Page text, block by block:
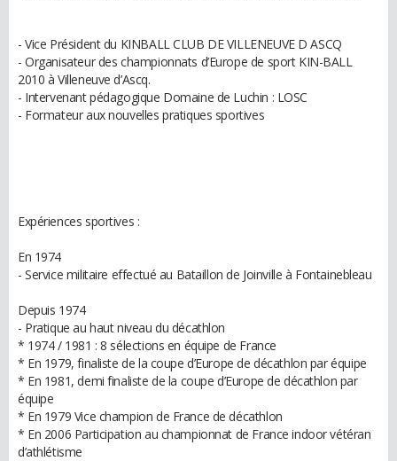
- Vice Président du KINBALL CLUB DE VILLENEUVE D ASCQ
- Organisateur des championnats d’Europe de sport KIN-BALL
2010 à Villeneuve d’Ascq.
- Intervenant pédagogique Domaine de Luchin : LOSC
- Formateur aux nouvelles pratiques sportives
Expériences sportives :
En 1974
- Service militaire effectué au Bataillon de Joinville à Fontainebleau
Depuis 1974
- Pratique au haut niveau du décathlon
* 1974 / 1981 : 8 sélections en équipe de France
* En 1979, finaliste de la coupe d’Europe de décathlon par équipe
* En 1981, demi finaliste de la coupe d’Europe de décathlon par
équipe
* En 1979 Vice champion de France de décathlon
​* En 2006 Participation au championnat de France indoor vétéran
d’athlétisme